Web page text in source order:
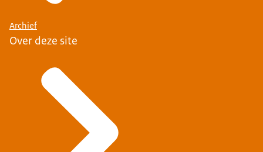
Archief
Over deze site